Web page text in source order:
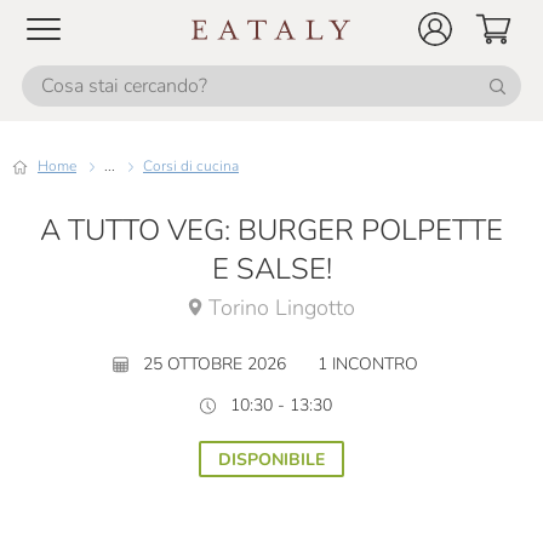
Home ... Corsi di cucina
A TUTTO VEG: BURGER POLPETTE
E SALSE!
Torino Lingotto
25 OTTOBRE 2026
1 INCONTRO
10:30 - 13:30
DISPONIBILE